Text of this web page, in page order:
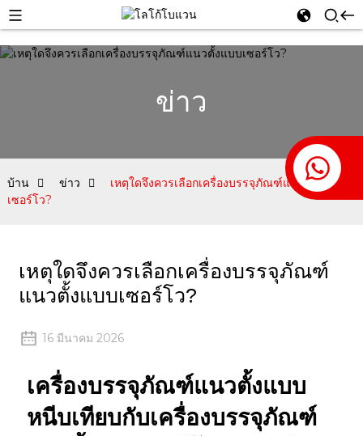
ข่าว
บ้าน ข่าว
เหตุใดจึงควรเลือกเครื่องบรรจุภัณฑ์แนวตั้งแบบ
เซอร์โว?
เหตุใดจึงควรเลือกเครื่องบรรจุภัณฑ์
แนวตั้งแบบเซอร์โว?
16 มีนาคม 2026
เครื่องบรรจุภัณฑ์แนวตั้งแบบ
หนีบเทียบกับเครื่องบรรจุภัณฑ์